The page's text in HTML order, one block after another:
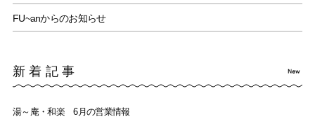
FU~anからのお知らせ
新着記事
湯～庵・和楽 6月の営業情報